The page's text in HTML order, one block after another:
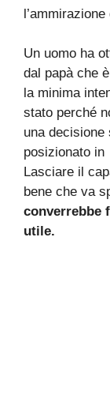
Un uomo ha
dal papà che
la minima
stato perché
una decisione
posizionato
Lasciare il
bene che va
converrebbe
utile.